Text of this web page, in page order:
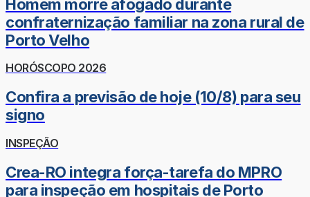
Homem morre afogado durante
confraternização familiar na zona rural de
Porto Velho
HORÓSCOPO 2026
Confira a previsão de hoje (10/8) para seu
signo
INSPEÇÃO
Crea-RO integra força-tarefa do MPRO
para inspeção em hospitais de Porto